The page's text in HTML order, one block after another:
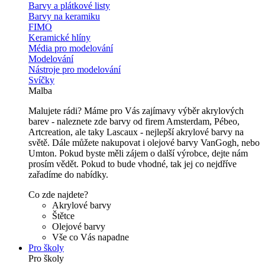
Barvy a plátkové listy
Barvy na keramiku
FIMO
Keramické hlíny
Média pro modelování
Modelování
Nástroje pro modelování
Svíčky
Malba
Malujete rádi? Máme pro Vás zajímavy výběr akrylových
barev - naleznete zde barvy od firem Amsterdam, Pébeo,
Artcreation, ale taky Lascaux - nejlepší akrylové barvy na
světě. Dále můžete nakupovat i olejové barvy VanGogh, nebo
Umton. Pokud byste měli zájem o další výrobce, dejte nám
prosím vědět. Pokud to bude vhodné, tak jej co nejdříve
zařadíme do nabídky.
Co zde najdete?
Akrylové barvy
Štětce
Olejové barvy
Vše co Vás napadne
Pro školy
Pro školy